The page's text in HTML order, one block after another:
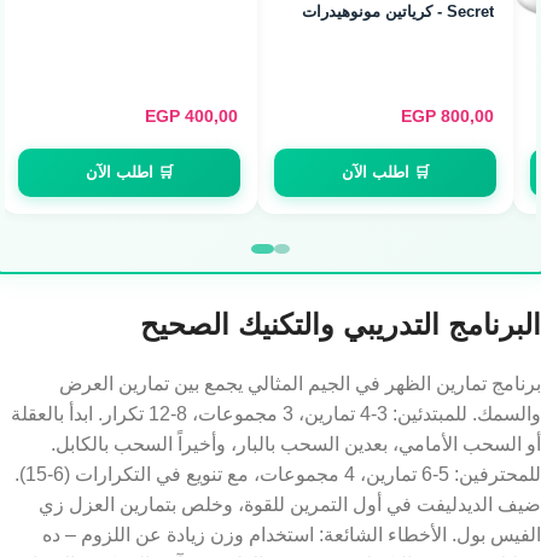
Secret - كرياتين مونوهيدرات
800,00
EGP
🛒 اطلب الآن
400,00
EGP
🛒 اطلب الآن
البرنامج التدريبي والتكنيك الصحيح
برنامج تمارين الظهر في الجيم المثالي يجمع بين تمارين العرض
والسمك. للمبتدئين: 3-4 تمارين، 3 مجموعات، 8-12 تكرار. ابدأ بالعقلة
أو السحب الأمامي، بعدين السحب بالبار، وأخيراً السحب بالكابل.
للمحترفين: 5-6 تمارين، 4 مجموعات، مع تنويع في التكرارات (6-15).
ضيف الديدليفت في أول التمرين للقوة، وخلص بتمارين العزل زي
الفيس بول. الأخطاء الشائعة: استخدام وزن زيادة عن اللزوم – ده